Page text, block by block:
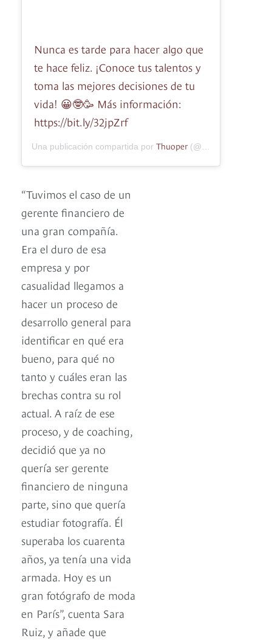
Nunca es tarde para hacer algo que
te hace feliz. ¡Conoce tus talentos y
toma las mejores decisiones de tu
vida! 😀🤓🥳 Más información:
https://bit.ly/32jpZrf
Una publicación compartida por Thuoper (@thuoper.latam) el
“Tuvimos el caso de un
gerente financiero de
una gran compañía.
Era el duro de esa
empresa y por
casualidad llegamos a
hacer un proceso de
desarrollo general para
identificar en qué era
bueno, para qué no
tanto y cuáles eran las
brechas contra su rol
actual. A raíz de ese
proceso, y de coaching,
decidió que ya no
quería ser gerente
financiero de ninguna
parte, sino que quería
estudiar fotografía. Él
superaba los cuarenta
años, ya tenía una vida
armada. Hoy es un
gran fotógrafo de moda
en París”, cuenta Sara
Ruiz, y añade que